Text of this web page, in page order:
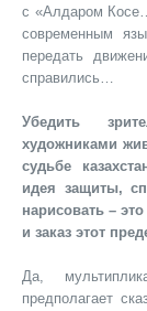
с «Алдаром
современным
передать
справились…
Убедить
художниками
судьбе
идея защиты,
нарисовать –
и заказ этот
Да,
предполагает